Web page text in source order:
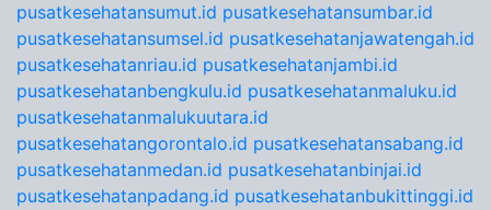
pusatkesehatansumut.id pusatkesehatansumbar.id
pusatkesehatansumsel.id pusatkesehatanjawatengah.id
pusatkesehatanriau.id pusatkesehatanjambi.id
pusatkesehatanbengkulu.id pusatkesehatanmaluku.id
pusatkesehatanmalukuutara.id
pusatkesehatangorontalo.id pusatkesehatansabang.id
pusatkesehatanmedan.id pusatkesehatanbinjai.id
pusatkesehatanpadang.id pusatkesehatanbukittinggi.id